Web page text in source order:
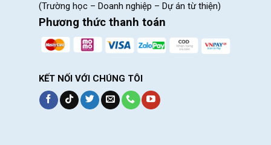
Tay lái được thiết kế ngang phổ biến trên
(Trường học – Doanh nghiệp – Dự án từ thiện)
Phương thức thanh toán
KẾT NỐI VỚI CHÚNG TÔI